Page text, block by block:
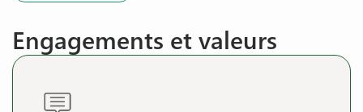
Engagements et valeurs